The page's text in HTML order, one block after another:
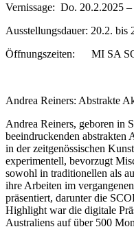
Vernissage: Do. 20.2.2025
Ausstellungsdauer: 20.2. bis
Öffnungszeiten: MI SA
Andrea Reiners: Abstrakte
Andrea Reiners, geboren in
beeindruckenden abstrakten
in der zeitgenössischen
experimentell, bevorzugt
sowohl in traditionellen als
ihre Arbeiten im
präsentiert, darunter die
Highlight war die digitale
Australiens auf über 500